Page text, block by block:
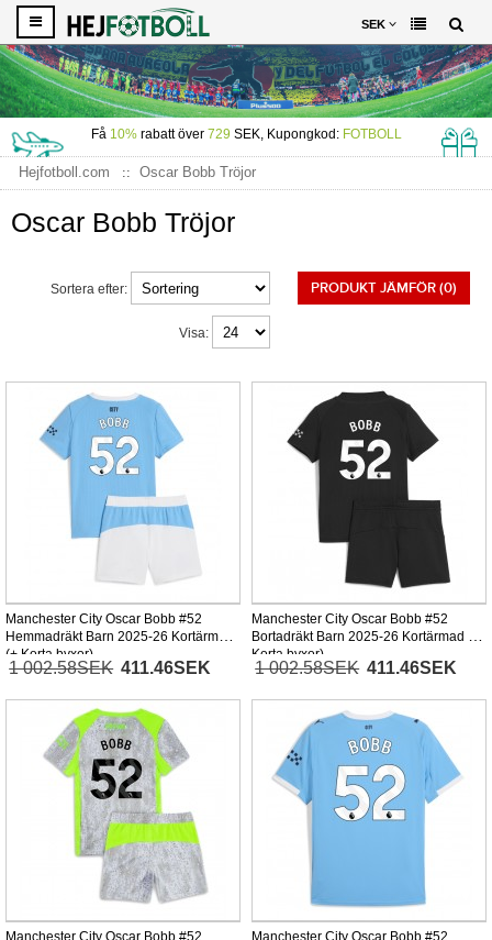
SEK
Få 10%rabatt över 729 SEK, Kupongkod: FOTBOLL
Hejfotboll.com Oscar Bobb Tröjor
Oscar Bobb Tröjor
PRODUKT JÄMFÖR (0)
Sortera efter:
Visa:
Manchester City Oscar Bobb #52
Hemmadräkt Barn 2025-26 Kortärmad
(+ Korta byxor)
1 002.58SEK 411.46SEK
Manchester City Oscar Bobb #52
Bortadräkt Barn 2025-26 Kortärmad (+
Korta byxor)
1 002.58SEK 411.46SEK